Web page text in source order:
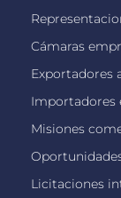
Cámaras
Exportadores
Importadores
Misiones
Licitaciones